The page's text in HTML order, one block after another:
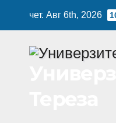
чет. Авг 6th, 2026